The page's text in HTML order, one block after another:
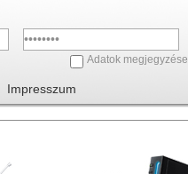
Adatok megjegyzése
Impresszum